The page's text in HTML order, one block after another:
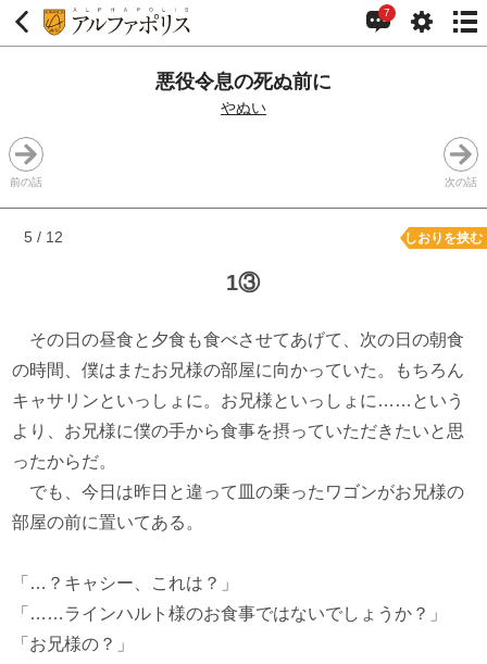
7
悪役令息の死ぬ前に
やぬい
前の話 次の話
5 / 12 しおりを挟む
1③
その日の昼食と夕食も食べさせてあげて、次の日の朝食
の時間、僕はまたお兄様の部屋に向かっていた。もちろん
キャサリンといっしょに。お兄様といっしょに……という
より、お兄様に僕の手から食事を摂っていただきたいと思
ったからだ。
でも、今日は昨日と違って皿の乗ったワゴンがお兄様の
部屋の前に置いてある。
「…？キャシー、これは？」
「……ラインハルト様のお食事ではないでしょうか？」
「お兄様の？」